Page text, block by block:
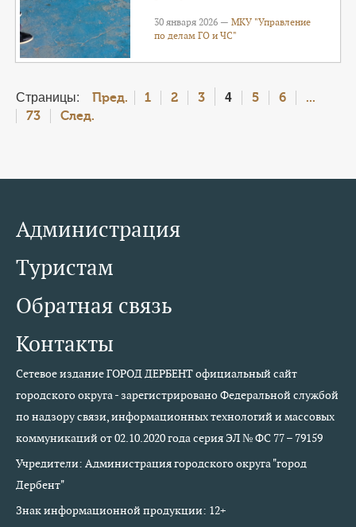
30 января 2026 —МКУ "Управление
по делам ГО и ЧС"
Страницы: Пред. 1 2 3 4 5 6
...
73
След.
Администрация
Туристам
Обратная связь
Контакты
Сетевое издание ГОРОД ДЕРБЕНТ официальный сайт
городского округа - зарегистрировано Федеральной службой
по надзору связи, информационных технологий и массовых
коммуникаций от 02.10.2020 года серия ЭЛ № ФС 77 – 79159
Учредители: Администрация городского округа "город
Дербент"
Знак информационной продукции: 12+